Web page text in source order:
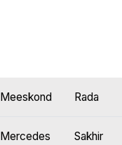
Meeskond Rada
Mercedes Sakhir